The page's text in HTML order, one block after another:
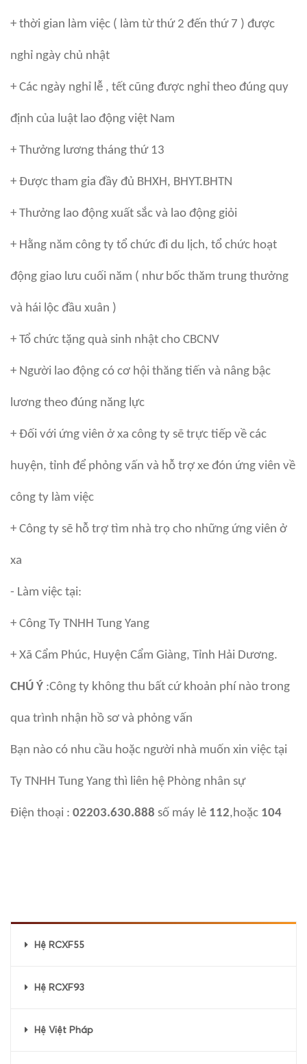
+ thời gian làm việc ( làm từ thứ 2 đến thứ 7 ) được
nghỉ ngày chủ nhật
+ Các ngày nghỉ lễ , tết cũng được nghỉ theo đúng quy
định của luật lao động việt Nam
+ Thưởng lương tháng thứ 13
+ Được tham gia đầy đủ BHXH, BHYT.BHTN
+ Thưởng lao động xuất sắc và lao động giỏi
+ Hằng năm công ty tổ chức đi du lịch, tổ chức hoạt
động giao lưu cuối năm ( như bốc thăm trung thưởng
và hái lộc đầu xuân )
+ Tổ chức tặng quà sinh nhật cho CBCNV
+ Người lao động có cơ hội thăng tiến và nâng bậc
lương theo đúng năng lực
+ Đối với ứng viên ở xa công ty sẽ trực tiếp về các
huyện, tỉnh để phỏng vấn và hỗ trợ xe đón ứng viên về
công ty làm việc
+ Công ty sẽ hỗ trợ tìm nhà trọ cho những ứng viên ở
xa
- Làm việc tại:
+ Công Ty TNHH Tung Yang
+ Xã Cẩm Phúc, Huyện Cẩm Giàng, Tỉnh Hải Dương.
CHÚ Ý :Công ty không thu bất cứ khoản phí nào trong
qua trình nhận hồ sơ và phỏng vấn
Bạn nào có nhu cầu hoặc người nhà muốn xin việc tại
Ty TNHH Tung Yang thì liên hệ Phòng nhân sự
Điện thoại : 02203.630.888 số máy lẻ 112,hoặc 104
Hệ RCXF55
Hệ RCXF93
Hệ Việt Pháp